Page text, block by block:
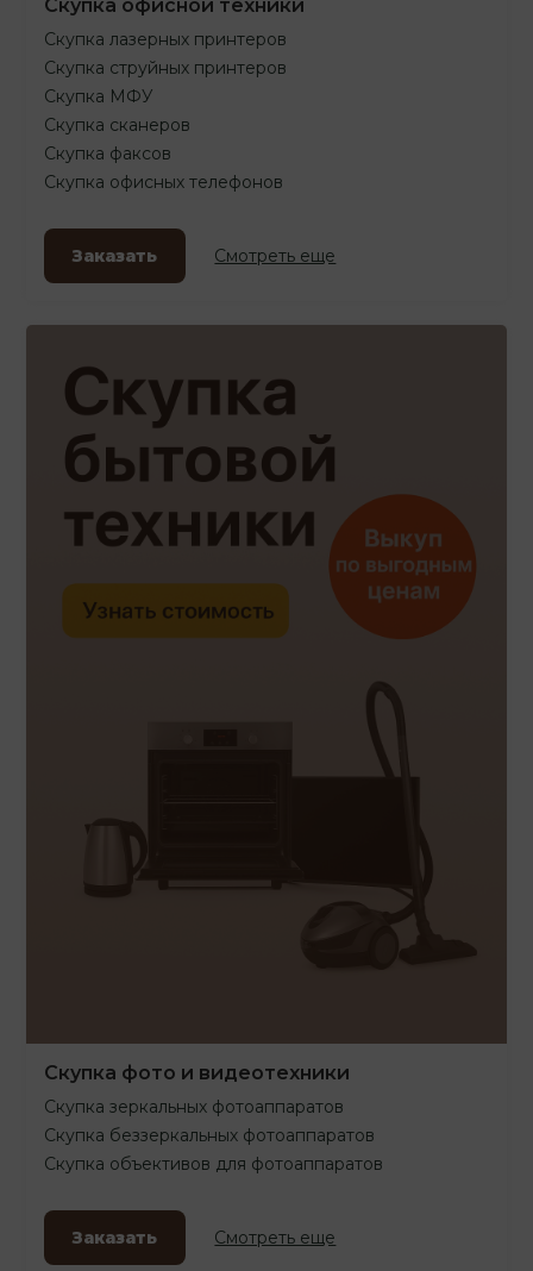
Скупка офисной техники
Скупка лазерных принтеров
Скупка струйных принтеров
Скупка МФУ
Скупка сканеров
Скупка факсов
Скупка офисных телефонов
Заказать Смотреть еще
Скупка фото и видеотехники
Скупка зеркальных фотоаппаратов
Скупка беззеркальных фотоаппаратов
Скупка объективов для фотоаппаратов
Заказать Смотреть еще